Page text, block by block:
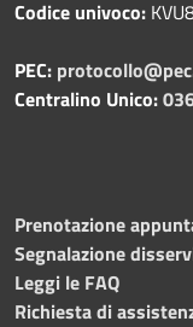
Codice univoco:
PEC:
Centralino Unico:
Prenotazione
Segnalazione
Leggi le FAQ
Richiesta di